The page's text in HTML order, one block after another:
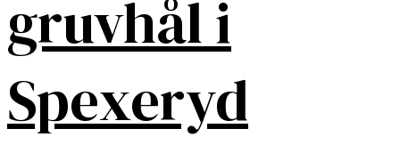
gruvhål i
Spexeryd